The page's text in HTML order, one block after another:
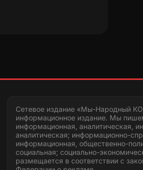
Сетевое издание «Мы-Народный
информационное издание. Мы
информационная, аналитическая,
аналитическая; информационно-
информационная, общественно-
социальная; социально-
размещается в соответствии с